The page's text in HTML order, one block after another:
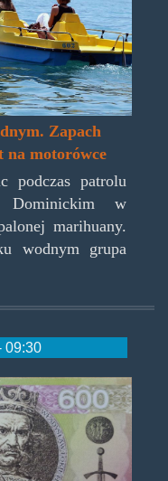
Zapach
na motorówce
podczas patrolu
Dominickim w
marihuany.
wodnym grupa
09:30